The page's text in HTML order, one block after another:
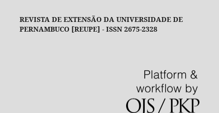
REVISTA DE EXTENSÃO DA UNIVERSIDADE DE
PERNAMBUCO [REUPE] - ISSN 2675-2328